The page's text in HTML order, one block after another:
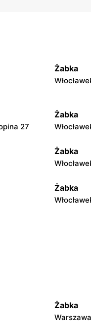
Żabka
27
Żabka
Żabka
Żabka
Żabka
Żabka